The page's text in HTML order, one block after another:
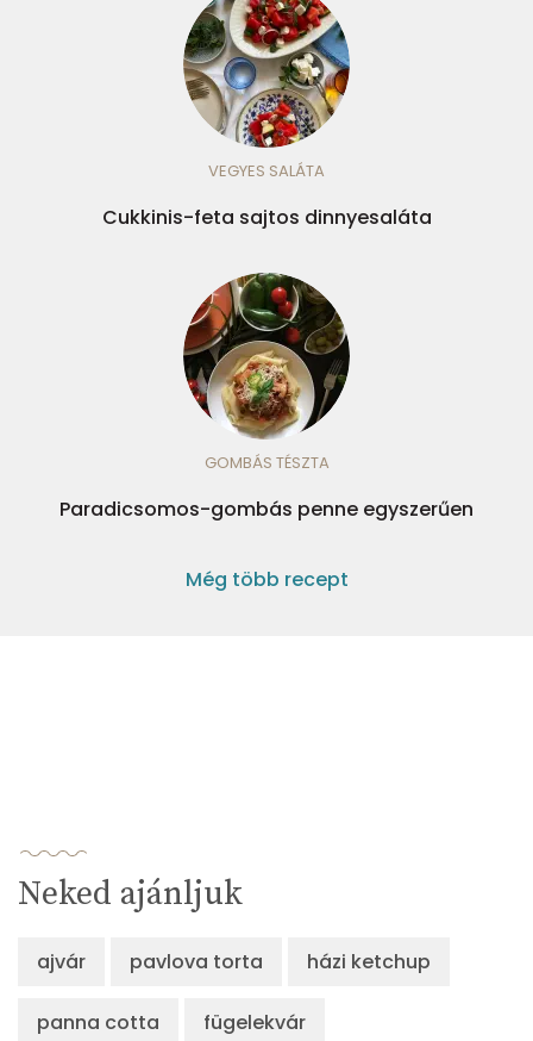
VEGYES SALÁTA
Cukkinis-feta sajtos dinnyesaláta
GOMBÁS TÉSZTA
Paradicsomos-gombás penne egyszerűen
Még több recept
Neked ajánljuk
ajvár pavlova torta házi ketchup
panna cotta fügelekvár